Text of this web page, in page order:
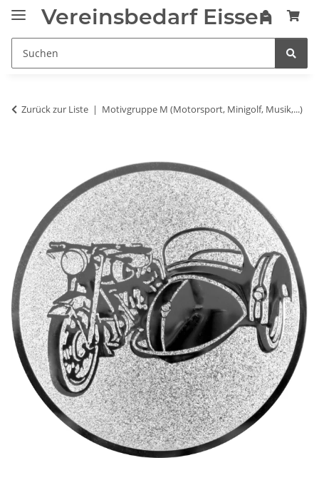
Vereinsbedarf Eissen
Zurück zur Liste Motivgruppe M (Motorsport, Minigolf, Musik,...)